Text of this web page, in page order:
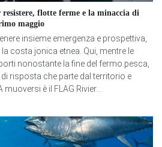
flotte ferme e la minaccia di
maggio
insieme emergenza e prospettiva,
costa jonica etnea. Qui, mentre le
nonostante la fine del fermo pesca,
risposta che parte dal territorio e
è il FLAG Rivier...